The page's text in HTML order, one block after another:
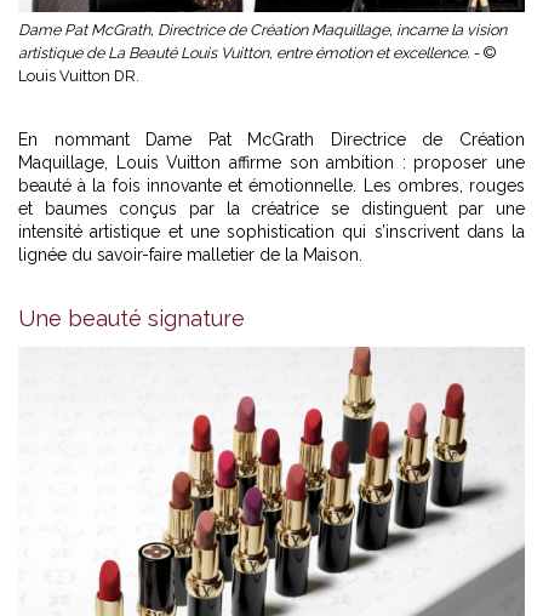
Dame Pat McGrath, Directrice de Création Maquillage, incarne la vision
artistique de La Beauté Louis Vuitton, entre émotion et excellence. - ©
Louis Vuitton DR.
En nommant Dame
Pat McGrath Directrice de Création
Maquillage,
Louis Vuitton affirme son ambition : proposer une
beauté à la fois innovante et émotionnelle. Les ombres, rouges
et baumes conçus par la créatrice se distinguent par une
intensité artistique et une sophistication qui s’inscrivent dans la
lignée du savoir-faire malletier de la Maison.
Une beauté signature